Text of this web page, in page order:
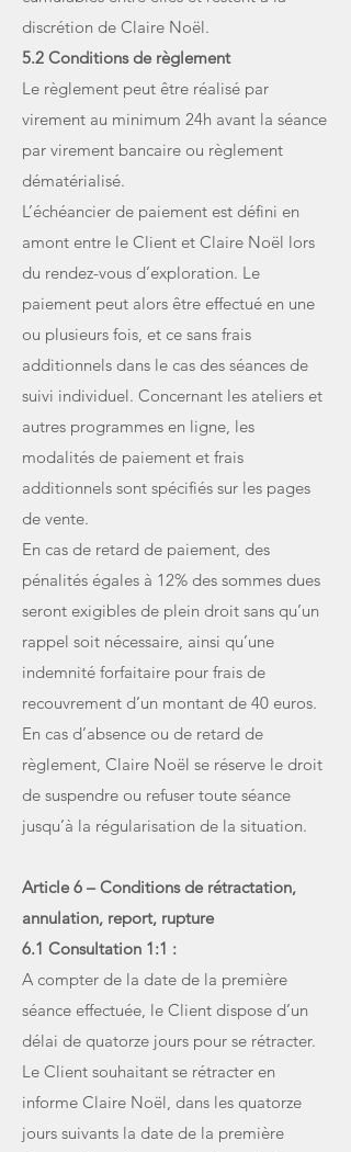
discrétion de Claire Noël.
5.2 Conditions de règlement
Le règlement peut être réalisé par
virement au minimum 24h avant la séance
par virement bancaire ou règlement
dématérialisé.
L’échéancier de paiement est défini en
amont entre le Client et Claire Noël lors
du rendez-vous d’exploration. Le
paiement peut alors être effectué en une
ou plusieurs fois, et ce sans frais
additionnels dans le cas des séances de
suivi individuel. Concernant les ateliers et
autres programmes en ligne, les
modalités de paiement et frais
additionnels sont spécifiés sur les pages
de vente.
En cas de retard de paiement, des
pénalités égales à 12% des sommes dues
seront exigibles de plein droit sans qu’un
rappel soit nécessaire, ainsi qu’une
indemnité forfaitaire pour frais de
recouvrement d’un montant de 40 euros.
En cas d’absence ou de retard de
règlement, Claire Noël se réserve le droit
de suspendre ou refuser toute séance
jusqu’à la régularisation de la situation.
Article 6 – Conditions de rétractation,
annulation, report, rupture
6.1 Consultation 1:1 :
A compter de la date de la première
séance effectuée, le Client dispose d’un
délai de quatorze jours pour se rétracter.
Le Client souhaitant se rétracter en
informe Claire Noël, dans les quatorze
jours suivants la date de la première